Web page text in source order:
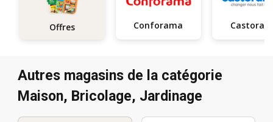
Offres Conforama
Autres magasins de la catégorie
Maison, Bricolage, Jardinage